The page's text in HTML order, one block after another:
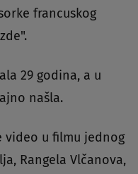
francuskog
29 godina, a u
našla.
video u filmu jednog
Rangela Vlčanova,